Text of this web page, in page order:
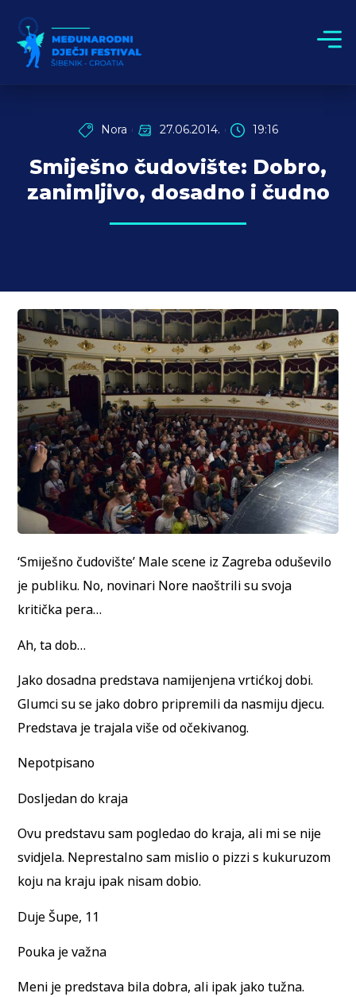
Nora 27.06.2014. 19:16
Smiješno čudovište: Dobro,
zanimljivo, dosadno i čudno
‘Smiješno čudovište’ Male scene iz Zagreba oduševilo
je publiku. No, novinari Nore naoštrili su svoja
kritička pera…
Ah, ta dob…
Jako dosadna predstava namijenjena vrtićkoj dobi.
Glumci su se jako dobro pripremili da nasmiju djecu.
Predstava je trajala više od očekivanog.
Nepotpisano
Dosljedan do kraja
Ovu predstavu sam pogledao do kraja, ali mi se nije
svidjela. Neprestalno sam mislio o pizzi s kukuruzom
koju na kraju ipak nisam dobio.
Duje Šupe, 11
Pouka je važna
Meni je predstava bila dobra, ali ipak jako tužna.